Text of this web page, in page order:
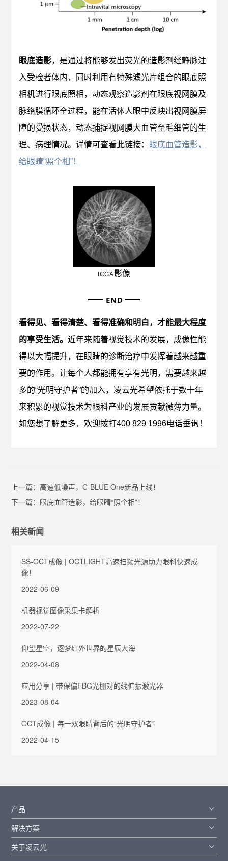
眼底造影，是通过将能够发出荧光的造影剂经静脉注
入受检者体内，同时利用有特殊滤光片组合的眼底照
相机进行眼底照相，动态观察造影剂在眼底视网膜及
脉络膜循环全过程，能在活体人眼中反映出视网膜屏
障的受损状态，动态捕捉视网膜大血管至毛细管的生
理、病理情况。详情可查看此链接： 眼底血管造影，
给眼睛“照个相”！
ICGA影像
END
看得见、看得清楚、看得准确和明白，才能最大程度
的享受生活。近年来随着视觉技术的发展，成像性能
得以大幅提升，在眼睛的诊断治疗中发挥着越来越重
要的作用。让每个人都能拥有享有光明，需要越来越
多的“光明守护者”的加入，凌云光希望依托于数十年
来积累的视觉技术为眼科产业的发展贡献微薄力量。
如您想了解更多，欢迎拨打400 829 1996电话垂询！
上一篇：高速低噪声，C-BLUE One新品上线！
下一篇： 眼底血管造影，给眼睛“照个相”！
相关新闻
SS-OCT成像 | OCTLIGHT高速扫频光源助力眼科快速成
像！
2022-06-09
机器视觉图像采集卡解析
2022-07-22
仰望星空，逐梦红外世界的星辰大海
2022-04-08
应用分享 | 带保偏FBG光栅对的线偏振激光器
2023-08-04
OCT成像 | 每一双眼睛背后的“光明守护者”
2022-04-15
产品
解决方案
关于凌云光